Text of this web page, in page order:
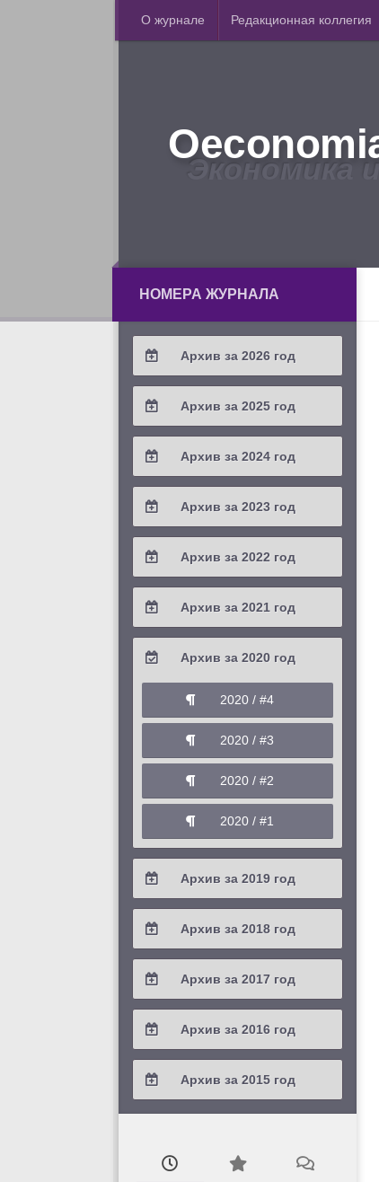
О журнале Редакционная коллегия
Экономика
НОМЕРА ЖУРНАЛА
Архив за 2026 год
2026 / #2
2026 / #1
Архив за 2025 год
2025 / #4
2025 / #3
2025 / #1
Архив за 2024 год
2024 / #4
2024 / #3
2024 / #1
Архив за 2023 год
2023 / #4
2023 / #3
2023 / #1
Архив за 2022 год
2022 / #4
2022 / #3
Архив за 2021 год
2021 / #4
2021 / #3
2021 / #2
2021 / #1
Архив за 2020 год
2020 / #4
2020 / #3
2020 / #2
2020 / #1
Архив за 2019 год
2019 / #4
2019 / #3
2019 / #1
Архив за 2018 год
2018 / #4
2018 / #3
2018 / #1
Архив за 2017 год
2017 / #4
2017 / #3
Архив за 2016 год
2016 / #4
2016 / #3
Архив за 2015 год
2015 / #3
2015 / #2